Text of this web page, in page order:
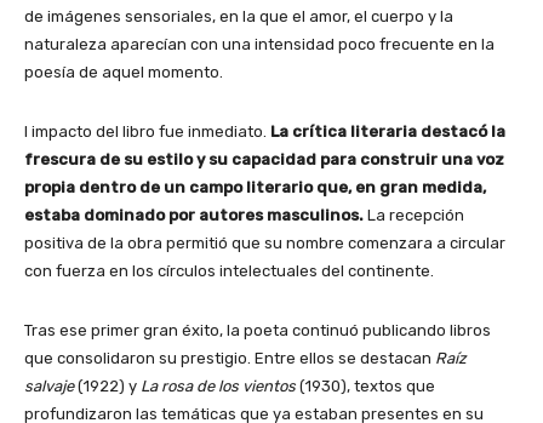
de imágenes sensoriales, en la que el amor, el cuerpo y la
naturaleza aparecían con una intensidad poco frecuente en la
poesía de aquel momento.
l impacto del libro fue inmediato. La crítica literaria destacó la
frescura de su estilo y su capacidad para construir una voz
propia dentro de un campo literario que, en gran medida,
estaba dominado por autores masculinos. La recepción
positiva de la obra permitió que su nombre comenzara a circular
con fuerza en los círculos intelectuales del continente.
Tras ese primer gran éxito, la poeta continuó publicando libros
que consolidaron su prestigio. Entre ellos se destacan Raíz
salvaje(1922) y La rosa de los vientos (1930), textos que
profundizaron las temáticas que ya estaban presentes en su